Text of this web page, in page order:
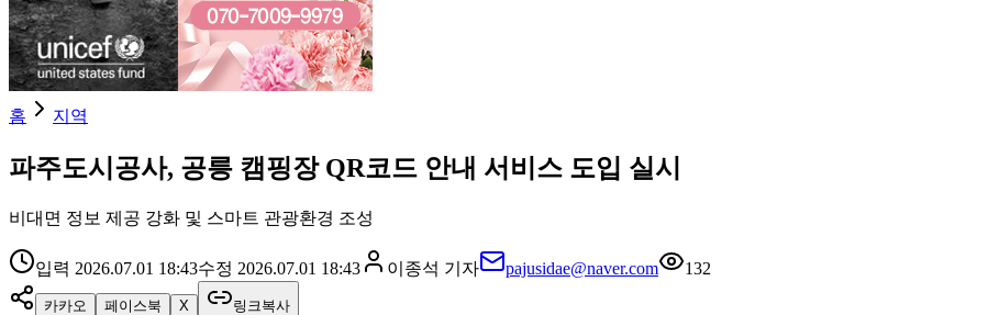
홈 지역
파주도시공사, 공릉 캠핑장 QR코드 안내 서비스 도입 실시
비대면 정보 제공 강화 및 스마트 관광환경 조성
입력 2026.07.01 18:43수정 2026.07.01 18:43 이종석 기자 pajusidae@naver.com 132
카카오 페이스북 X 링크복사